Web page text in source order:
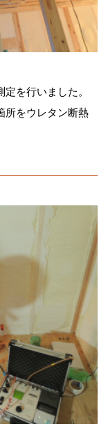
を行いました。
所をウレタン断熱